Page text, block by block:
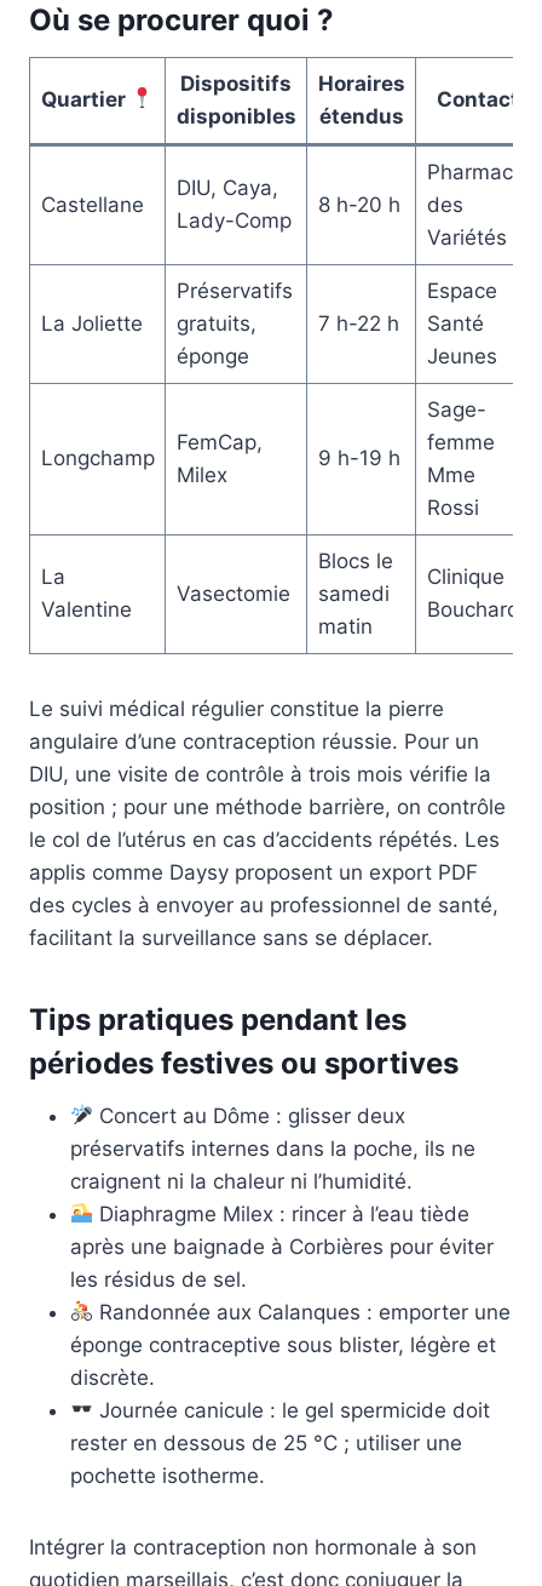
Où se procurer quoi ?
Quartier
Dispositifs
disponibles
Horaires
étendus
Contact
Castellane
DIU, Caya,
Lady-Comp
8 h-20 h
Pharmacie
des
Variétés
La Joliette
Préservatifs
gratuits,
éponge
7 h-22 h
Espace
Santé
Jeunes
Longchamp
FemCap,
Milex
9 h-19 h
Sage-
femme
Mme
Rossi
La
Valentine
Vasectomie
Blocs le
samedi
matin
Clinique
Bouchard
Le suivi médical régulier constitue la pierre
angulaire d’une contraception réussie. Pour un
DIU, une visite de contrôle à trois mois vérifie la
position ; pour une méthode barrière, on contrôle
le col de l’utérus en cas d’accidents répétés. Les
applis comme Daysy proposent un export PDF
des cycles à envoyer au professionnel de santé,
facilitant la surveillance sans se déplacer.
Tips pratiques pendant les
périodes festives ou sportives
Concert au Dôme : glisser deux
préservatifs internes dans la poche, ils ne
craignent ni la chaleur ni l’humidité.
Diaphragme Milex : rincer à l’eau tiède
après une baignade à Corbières pour éviter
les résidus de sel.
Randonnée aux Calanques : emporter une
éponge contraceptive sous blister, légère et
discrète.
Journée canicule : le gel spermicide doit
rester en dessous de 25 °C ; utiliser une
pochette isotherme.
Intégrer la contraception non hormonale à son
quotidien marseillais, c’est donc conjuguer la